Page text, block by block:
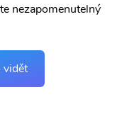
nezapomenutelný
vidět